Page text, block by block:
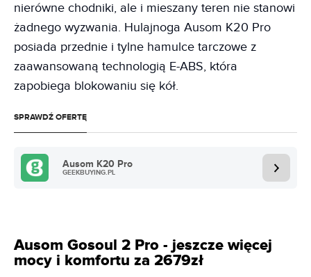
nierówne chodniki, ale i mieszany teren nie stanowi
żadnego wyzwania. Hulajnoga Ausom K20 Pro
posiada przednie i tylne hamulce tarczowe z
zaawansowaną technologią E-ABS, która
zapobiega blokowaniu się kół.
SPRAWDŹ OFERTĘ
Ausom K20 Pro
GEEKBUYING.PL
Ausom Gosoul 2 Pro - jeszcze więcej
mocy i komfortu za 2679zł